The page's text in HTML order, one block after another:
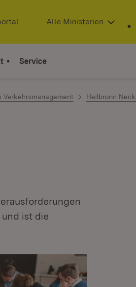
(Öffnet in neuem Fenster)
Alle Ministerien
Service
Verkehrsmanagement
Heilbronn
ist die